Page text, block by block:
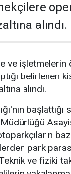
alındı.
ve işletmelerin
belirlenen
alındı.
park
ve fiziki